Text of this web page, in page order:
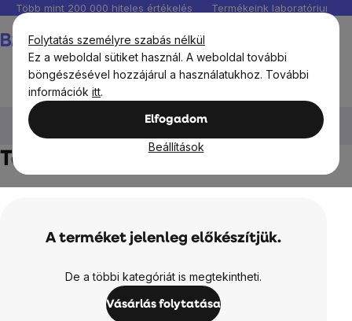
Folytatás személyre szabás nélkül
Ez a weboldal sütiket használ. A weboldal további
böngészésével hozzájárul a használatukhoz. További
információk itt.
Elfogadom
Beállítások
Ugrás
fő
tartalomhoz
Több mint 200 000 hiteles értékelés Termékeink
Kozmetikumok és drogéria
Gondoskodó kozmetikumok
Test
Testkrémek, vajak és olajok
A terméket jelenleg előkészítjük.
De a többi kategóriát is megtekintheti.
Vásárlás folytatása